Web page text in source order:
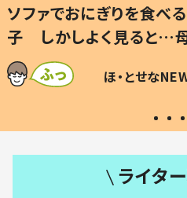
歳息
」
可愛
編集部
小1から不登校、
ッド」だった 父
作り続ける理由と
#令和の子
SNSで話題 ほ・
ライタ